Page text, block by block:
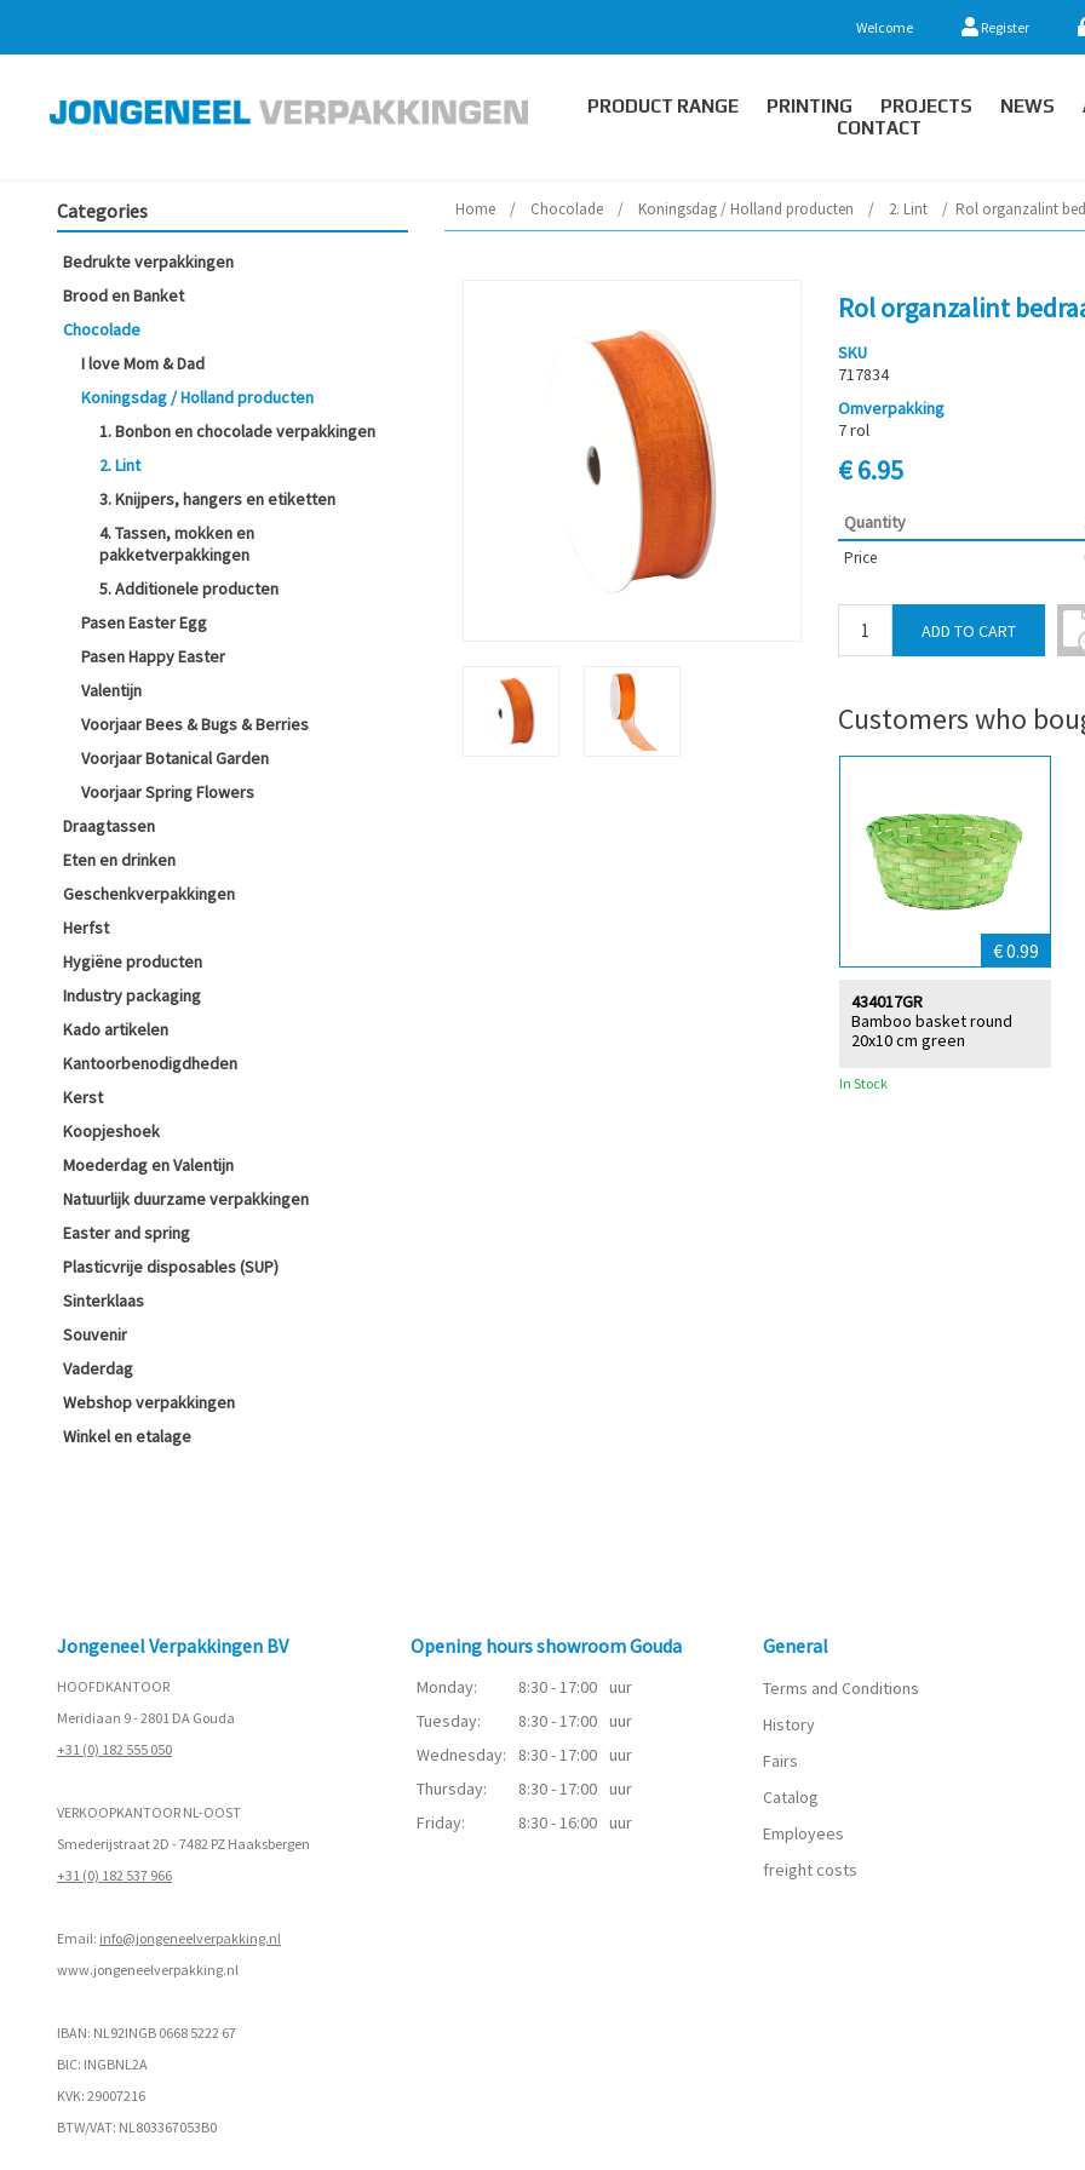
Welcome Register
PRODUCT RANGE PRINTING PROJECTS NEWS
CONTACT
Categories
Bedrukte verpakkingen
Brood en Banket
Chocolade
I love Mom & Dad
Koningsdag / Holland producten
1. Bonbon en chocolade verpakkingen
2. Lint
3. Knijpers, hangers en etiketten
4. Tassen, mokken en
pakketverpakkingen
5. Additionele producten
Pasen Easter Egg
Pasen Happy Easter
Valentijn
Voorjaar Bees & Bugs & Berries
Voorjaar Botanical Garden
Voorjaar Spring Flowers
Draagtassen
Eten en drinken
Geschenkverpakkingen
Herfst
Hygiëne producten
Industry packaging
Kado artikelen
Kantoorbenodigdheden
Kerst
Koopjeshoek
Moederdag en Valentijn
Natuurlijk duurzame verpakkingen
Easter and spring
Plasticvrije disposables (SUP)
Sinterklaas
Souvenir
Vaderdag
Webshop verpakkingen
Winkel en etalage
Home / Chocolade / Koningsdag / Holland producten / 2. Lint / Rol organzalint
Rol organzalint
SKU
717834
Omverpakking
7 rol
€ 6.95
Quantity
Price
Customers who
€ 0.99
Bamboo basket round
20x10 cm green
434017GR
In Stock
Jongeneel Verpakkingen BV
HOOFDKANTOOR
Meridiaan 9 - 2801 DA Gouda
+31 (0) 182 555 050
VERKOOPKANTOOR NL-OOST
Smederijstraat 2D - 7482 PZ Haaksbergen
+31 (0) 182 537 966
Email: info@jongeneelverpakking.nl
www.jongeneelverpakking.nl
IBAN: NL92INGB 0668 5222 67
BIC: INGBNL2A
KVK: 29007216
BTW/VAT: NL803367053B0
Opening hours showroom Gouda
Monday: 8:30 - 17:00 uur
Tuesday:
8:30 - 17:00 uur
Wednesday:
8:30 - 17:00 uur
Thursday:
8:30 - 17:00 uur
Friday:
8:30 - 16:00 uur
General
Terms and Conditions
History
Fairs
Catalog
Employees
freight costs